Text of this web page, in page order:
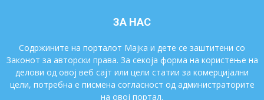
ЗА НАС
Содржините на порталот Мајка и дете се заштитени со
Законот за авторски права. За секоја форма на користење на
делови од овој веб сајт или цели статии за комерцијални
цели, потребна е писмена согласност од администраторите
на овој портал.